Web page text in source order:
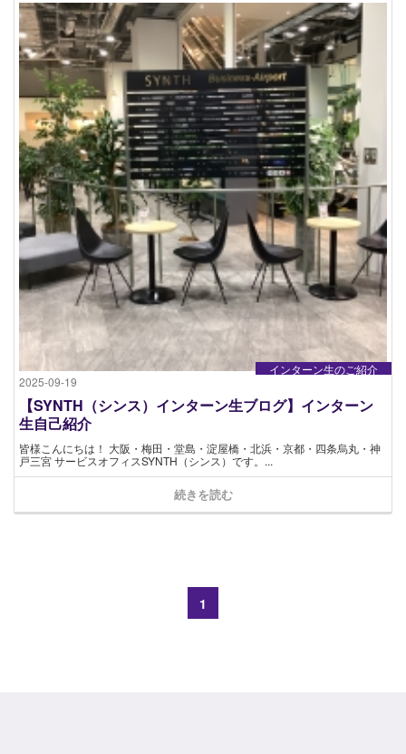
2025-09-19
インターン生のご紹介
【SYNTH（シンス）インターン生ブログ】インターン
生自己紹介
皆様こんにちは！ 大阪・梅田・堂島・淀屋橋・北浜・京都・四条烏丸・神
戸三宮 サービスオフィスSYNTH（シンス）です。...
続きを読む
1